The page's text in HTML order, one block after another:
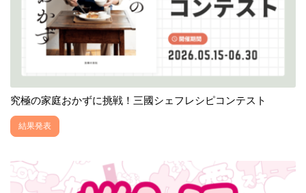
究極の家庭おかずに挑戦！三國シェフレシピコンテスト
結果発表